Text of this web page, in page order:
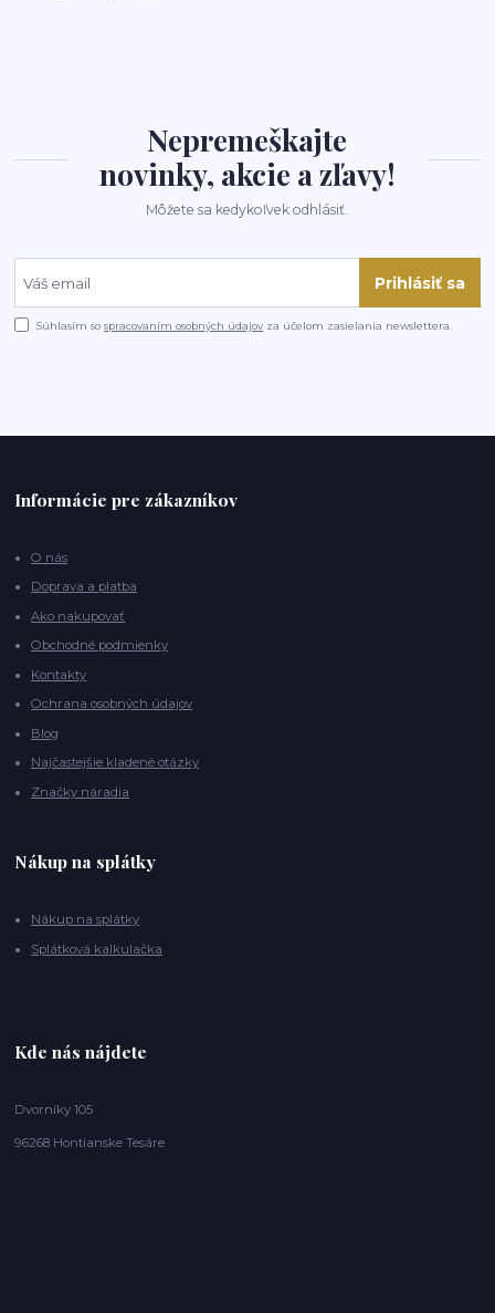
Nepremeškajte
novinky, akcie a zľavy!
Môžete sa kedykoľvek odhlásiť.
Prihlásiť sa
Súhlasím sospracovaním osobných údajov za účelom zasielania newslettera.
Informácie pre zákazníkov
O nás
Doprava a platba
Ako nakupovať
Obchodné podmienky
Kontakty
Ochrana osobných údajov
Blog
Najčastejšie kladené otázky
Značky náradia
Nákup na splátky
Nákup na splátky
Splátková kalkulačka
Kde nás nájdete
Dvorníky 105
96268 Hontianske Tesáre